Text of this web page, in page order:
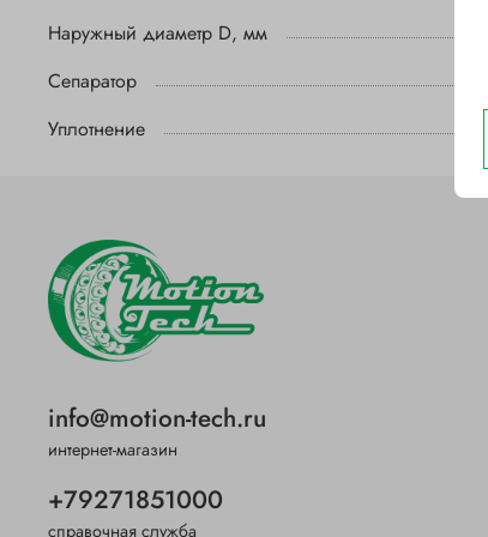
Наружный диаметр D, мм
Сепаратор
Уплотнение
info@motion-tech.ru
интернет-магазин
+79271851000
справочная служба